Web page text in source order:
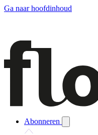
Ga naar hoofdinhoud
Abonneren